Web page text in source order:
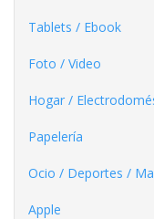
Tablets / Ebook
Foto / Video
Hogar /
Papelería
Ocio / Deportes /
Apple